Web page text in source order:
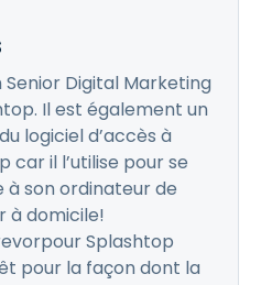
Digital Marketing
Il est également un
logiciel d’accès à
car il l’utilise pour se
son ordinateur de
à domicile!
Splashtop
pour la façon dont la